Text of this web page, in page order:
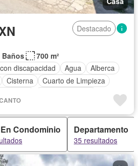
Destacado
Baños
700 m²
discapacidad
Agua
Alberca
Cisterna
Cuarto de Limpieza
Terraza
Condominio Departamento
35 resultados